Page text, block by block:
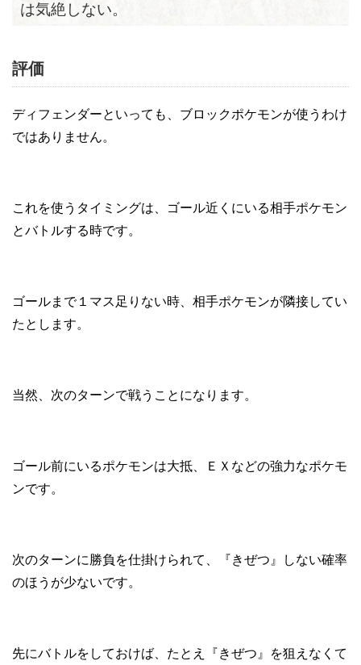
は気絶しない。
評価
ディフェンダーといっても、ブロックポケモンが使うわけ
ではありません。
これを使うタイミングは、ゴール近くにいる相手ポケモン
とバトルする時です。
ゴールまで１マス足りない時、相手ポケモンが隣接してい
たとします。
当然、次のターンで戦うことになります。
ゴール前にいるポケモンは大抵、ＥＸなどの強力なポケモ
ンです。
次のターンに勝負を仕掛けられて、『きぜつ』しない確率
のほうが少ないです。
先にバトルをしておけば、たとえ『きぜつ』を狙えなくて